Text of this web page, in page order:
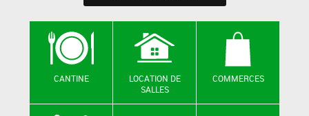
CANTINE
LOCATION DE
SALLES
COMMERCES